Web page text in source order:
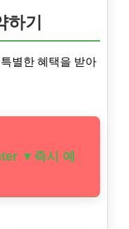
하기
별한 혜택을 받아
▼즉시 예